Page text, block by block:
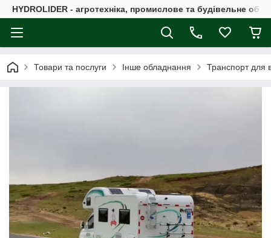
HYDROLIDER - агротехніка, промислове та будівельне
Товари та послуги Інше обладнання Транспорт для